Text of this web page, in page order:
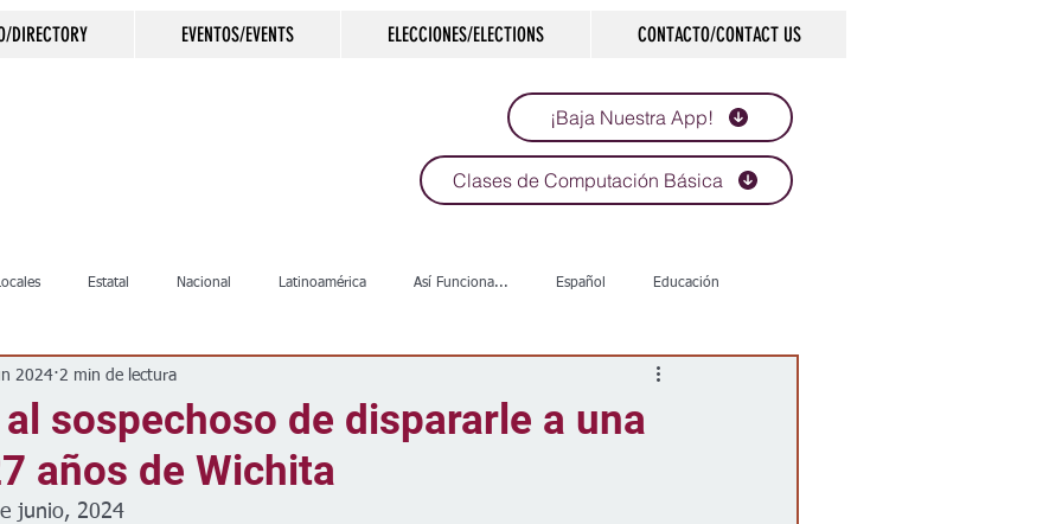
DIRECTORY EVENTOS/EVENTS ELECCIONES/ELECTIONS CONTACTO/CONTACT US
¡Baja Nuestra App!
Clases de Computación Básica
Estatal Nacional Latinoamérica Así Funciona... Español Educación
Salud Arte & Cultura
Escuelas Calles Desamparados
sospechoso de dispararle a una
años de Wichita
2024 2 min de lectura
junio, 2024